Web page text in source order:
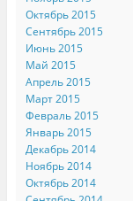
Октябрь 2015
Сентябрь 2015
Июнь 2015
Май 2015
Апрель 2015
Март 2015
Февраль 2015
Январь 2015
Декабрь 2014
Ноябрь 2014
Октябрь 2014